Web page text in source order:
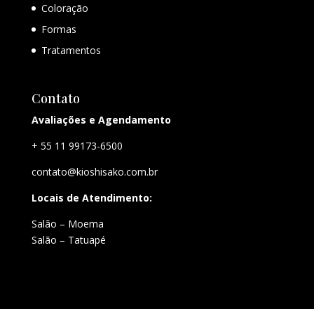
Coloração
Formas
Tratamentos
Contato
Avaliações e Agendamento
+ 55 11 99173-6500
contato@kioshisako.com.br
Locais de Atendimento:
Salão – Moema
Salão – Tatuapé